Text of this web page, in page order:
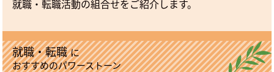
就職・転職活動の組合せをご紹介します。
就職・転職に
おすすめのパワーストーン